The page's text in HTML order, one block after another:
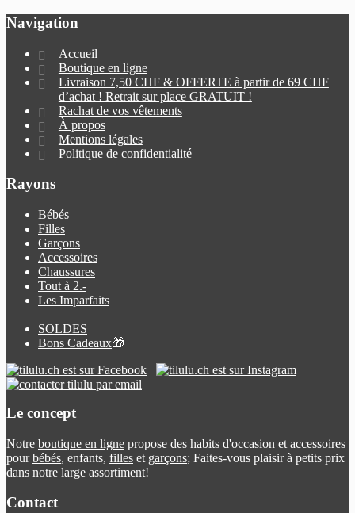
Navigation
Accueil
Boutique en ligne
Livraison 7,50 CHF & OFFERTE à partir de 69 CHF
d’achat ! Retrait sur place GRATUIT !
Rachat de vos vêtements
À propos
Mentions légales
Politique de confidentialité
Rayons
Bébés
Filles
Garçons
Accessoires
Chaussures
Tout à 2.-
Les Imparfaits
SOLDES
Bons Cadeaux🎁
Le concept
Notre boutique en ligne propose des habits d'occasion et accessoires
pourbébés, enfants, filles et garçons; Faites-vous plaisir à petits prix
dans notre large assortiment!
Contact